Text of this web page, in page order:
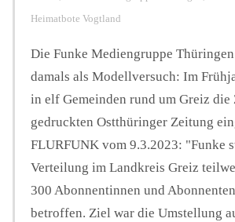
FUNKTURM-
Podcast
Seminare
Unterstützen
Heimatbote Vogtland
Die Funke Mediengruppe
damals als Modellversuch: Im
in elf Gemeinden rund um Greiz die
gedruckten Ostthüringer Zeitung
FLURFUNK vom 9.3.2023: "Funke
Verteilung im Landkreis Greiz
300 Abonnentinnen und
betroffen. Ziel war die Umstellung